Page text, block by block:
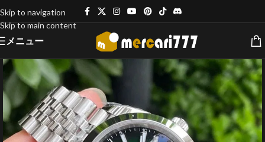
Skip to navigation
Skip to main content
メニュー